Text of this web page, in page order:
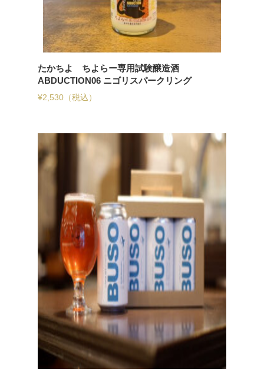
たかちよ ちよらー専用試験醸造酒
ABDUCTION06 ニゴリスパークリング
¥2,530 （税込）